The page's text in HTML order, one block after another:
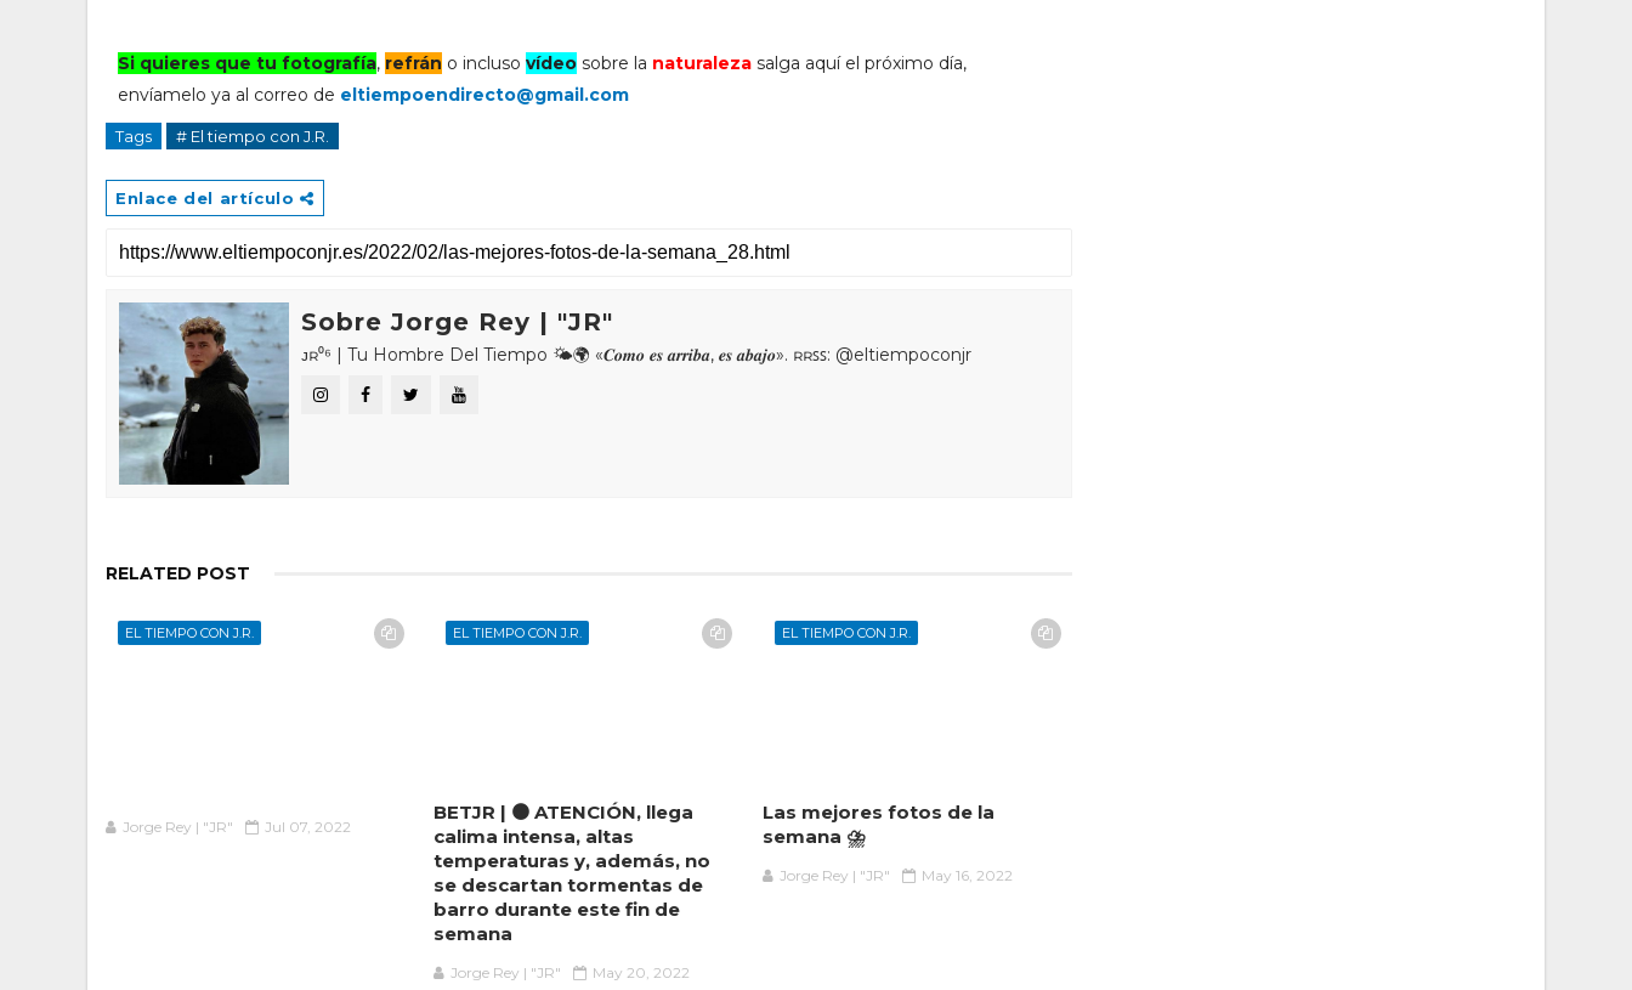
Si quieres que tu fotografía, refrán o incluso vídeo sobre la naturaleza salga aquí el próximo día,
envíamelo ya al correo de eltiempoendirecto@gmail.com
Tags # El tiempo con J.R.
Enlace del artículo
Sobre Jorge Rey | "JR"
ᴊʀ⁰⁶ | Tu Hombre Del Tiempo 🌤🌍 «𝑪𝒐𝒎𝒐 𝒆𝒔 𝒂𝒓𝒓𝒊𝒃𝒂, 𝒆𝒔 𝒂𝒃𝒂𝒋𝒐». ʀʀꜱꜱ: @eltiempoconjr
RELATED POST
EL TIEMPO CON J.R.
Jorge Rey | "JR" Jul 07, 2022
EL TIEMPO CON J.R.
BETJR | 🟠 ATENCIÓN, llega
calima intensa, altas
temperaturas y, además, no
se descartan tormentas de
barro durante este fin de
semana
Jorge Rey | "JR" May 20, 2022
EL TIEMPO CON J.R.
Las mejores fotos de la
semana ⛈️
Jorge Rey | "JR" May 16, 2022